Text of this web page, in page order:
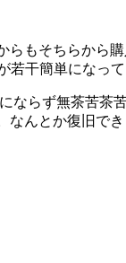
もそちらから
干簡単になって
ならず無茶苦茶
んとか復旧で